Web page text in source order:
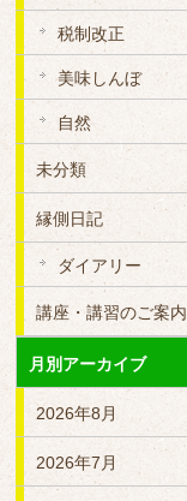
税制改正
美味しんぼ
自然
未分類
縁側日記
ダイアリー
講座・講習のご案内
月別アーカイブ
2026年8月
2026年7月